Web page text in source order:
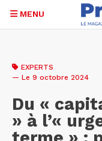
contenu
MENU
EXPERTS
— Le 9 octobre 2024
Du «
» à l’«